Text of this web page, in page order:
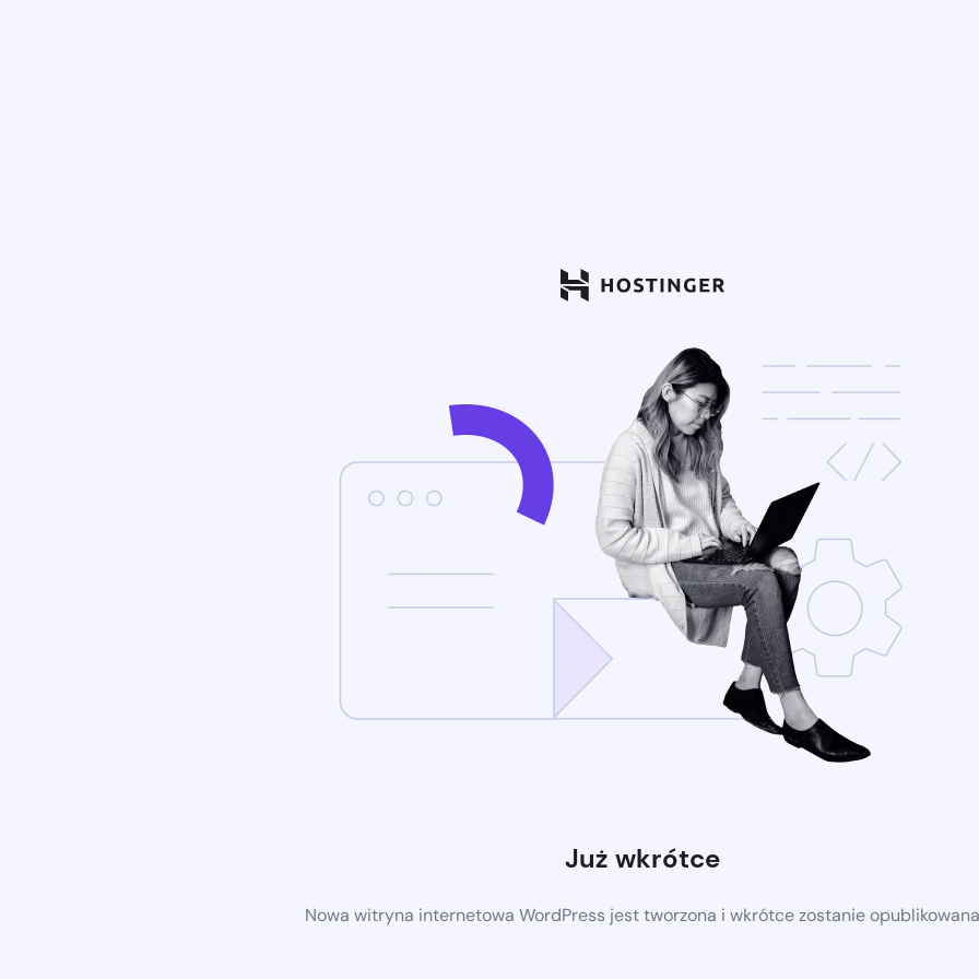
Już wkrótce
Nowa witryna internetowa WordPress jest tworzona i wkrótce zostanie opublikowana